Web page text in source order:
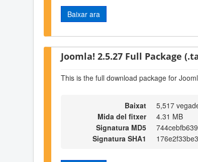
Baixar ara
Joomla! 2.5.27 Full Package
This is the full download package for
Baixat
5,517
Mida del fitxer
4.31 MB
Signatura MD5
Signatura SHA1